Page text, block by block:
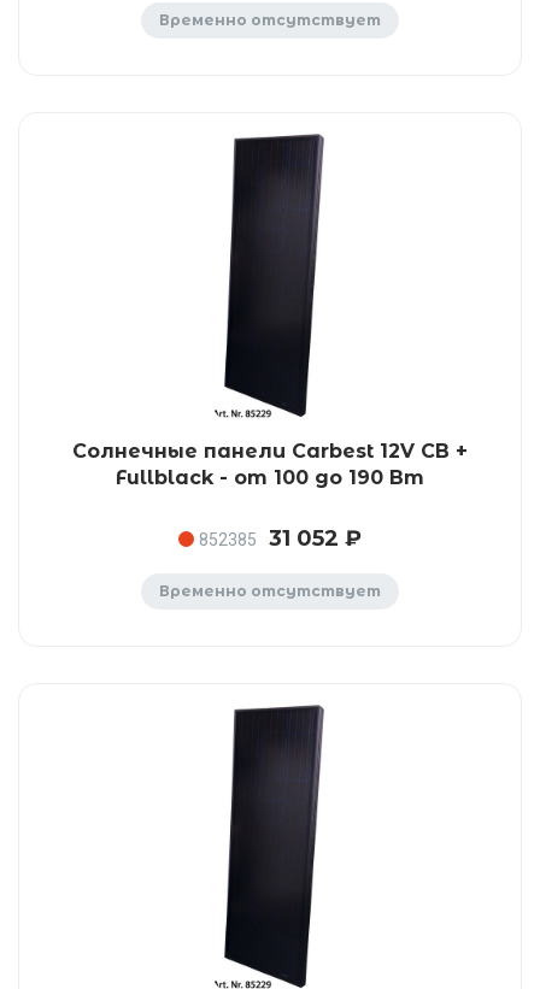
Временно отсутствует
Солнечные панели Carbest 12V CB +
Fullblack - от 100 до 190 Вт
852385 31 052 ₽
Временно отсутствует